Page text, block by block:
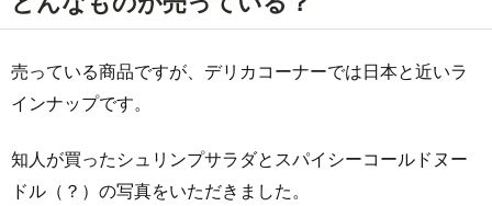
売っている商品ですが、デリカコーナーでは日本と近いラ
インナップです。
知人が買ったシュリンプサラダとスパイシーコールドヌー
ドル（？）の写真をいただきました。